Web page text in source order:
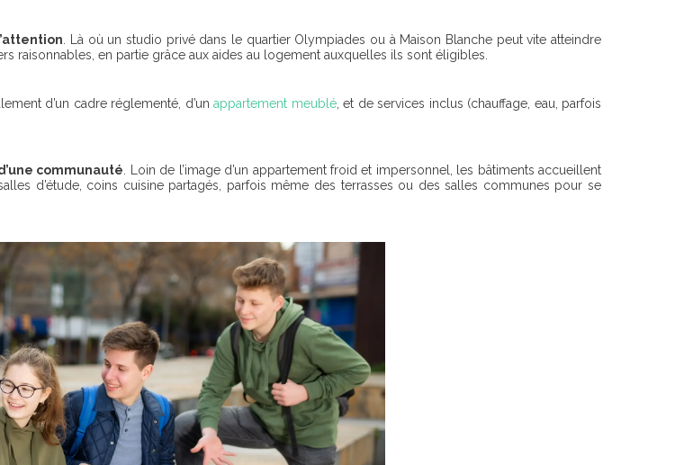
. Là où un studio privé dans le quartier Olympiades ou à Maison Blanche peut vite atteindre
raisonnables, en partie grâce aux aides au logement auxquelles ils sont éligibles.
d’un cadre réglementé, d’unappartement meublé, et de services inclus (chauffage, eau, parfois
communauté . Loin de l’image d’un appartement froid et impersonnel, les bâtiments accueillent
d’étude, coins cuisine partagés, parfois même des terrasses ou des salles communes pour se